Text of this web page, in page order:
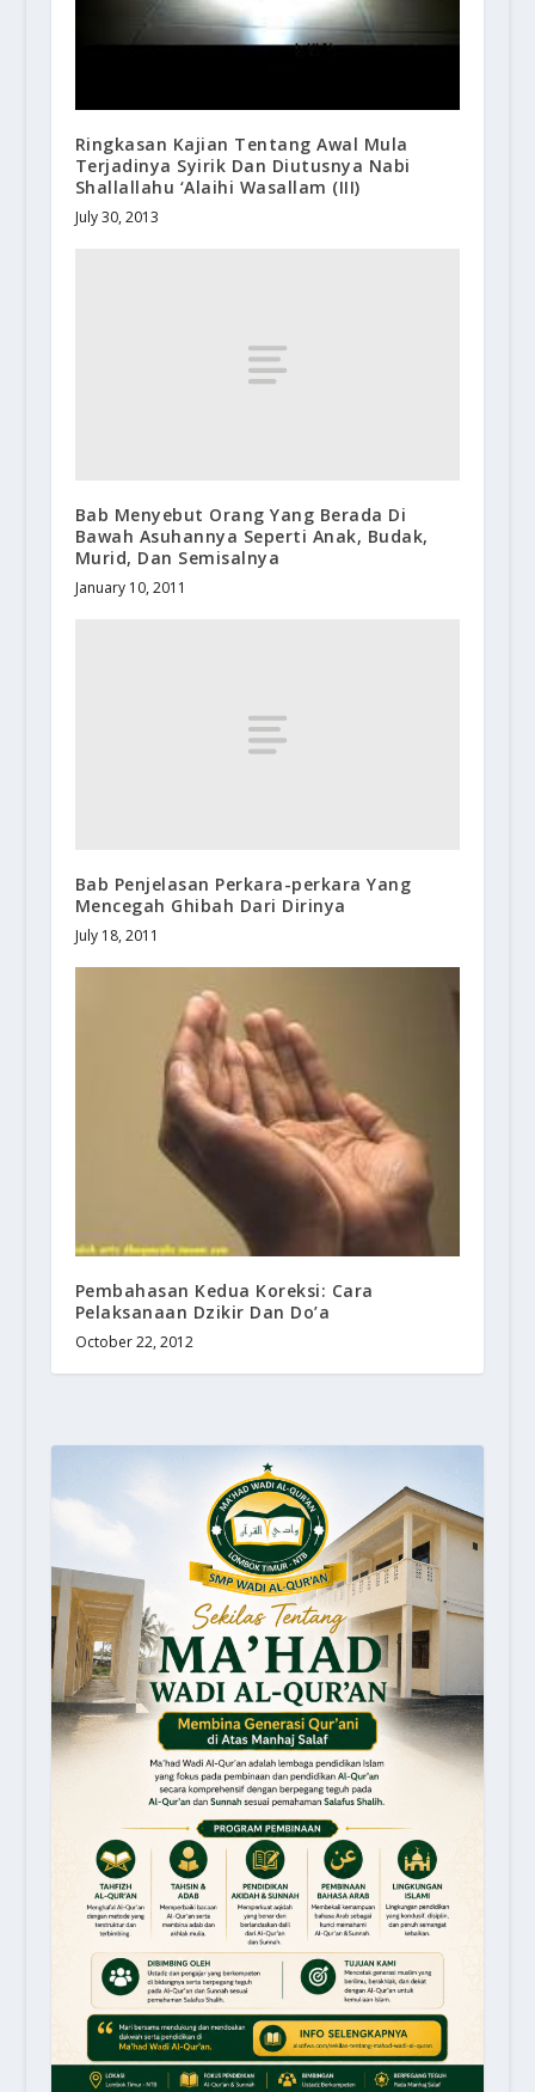
Ringkasan Kajian Tentang Awal Mula
Terjadinya Syirik Dan Diutusnya Nabi
Shallallahu ‘Alaihi Wasallam (III)
July 30, 2013
Bab Menyebut Orang Yang Berada Di
Bawah Asuhannya Seperti Anak, Budak,
Murid, Dan Semisalnya
January 10, 2011
Bab Penjelasan Perkara-perkara Yang
Mencegah Ghibah Dari Dirinya
July 18, 2011
Pembahasan Kedua Koreksi: Cara
Pelaksanaan Dzikir Dan Do’a
October 22, 2012